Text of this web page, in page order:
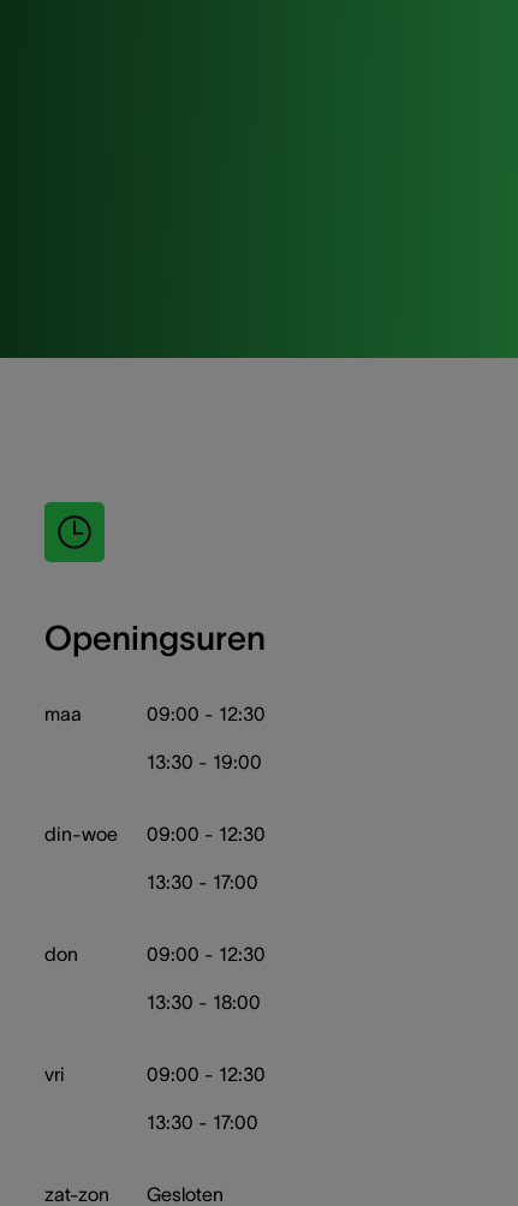
Openingsuren
maa 09:00 - 12:30
13:30 - 19:00
din-woe 09:00 - 12:30
13:30 - 17:00
don 09:00 - 12:30
13:30 - 18:00
vri 09:00 - 12:30
13:30 - 17:00
zat-zon Gesloten